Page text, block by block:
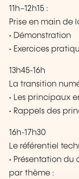
11h–12h15 :
Prise en main de
• Démonstration
• Exercices
13h45-16h
La transition
• Les principaux
• Rappels des
16h-17h30
Le référentiel
• Présentation
par thème :